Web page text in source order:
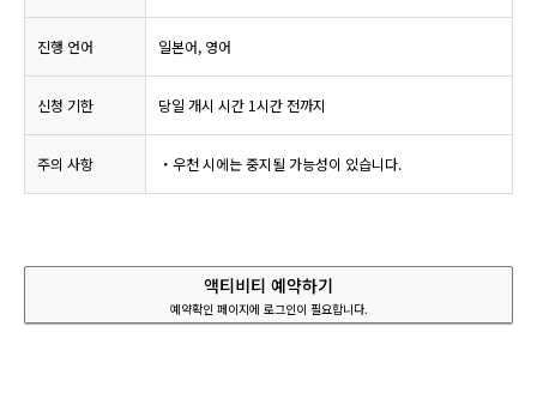
진행 언어 일본어, 영어
신청 기한 당일 개시 시간 1시간 전까지
주의 사항 ・우천 시에는 중지될 가능성이 있습니다.
액티비티 예약하기
예약확인 페이지에 로그인이 필요합니다.